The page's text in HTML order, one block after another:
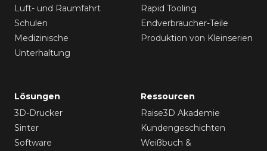
Luft- und Raumfahrt
Schulen
Medizinische
Unterhaltung
Rapid Tooling
Endverbraucher-Teile
Produktion von Kleinserien
Lösungen
3D-Drucker
Sinter
Software
Ressourcen
Raise3D Akademie
Kundengeschichten
Weißbuch &